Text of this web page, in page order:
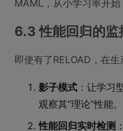
MAML，从小学习率开
6.3 性能回归的监
即使有了RELOAD，在
影子模式 ：让学习
观察其“理论”性能。
性能回归实时检测